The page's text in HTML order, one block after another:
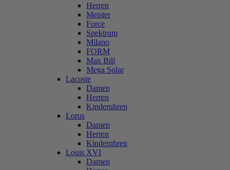
Herren
Meister
Force
Spektrum
Milano
FORM
Max Bill
Mega Solar
Lacoste
Damen
Herren
Kinderuhren
Lorus
Damen
Herren
Kinderuhren
Louis XVI
Damen